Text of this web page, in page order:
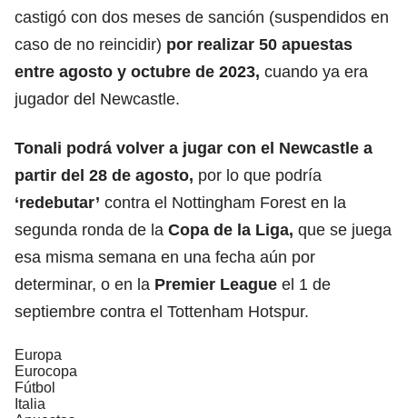
castigó con dos meses de sanción (suspendidos en
caso de no reincidir) por realizar 50 apuestas
entre agosto y octubre de 2023, cuando ya era
jugador del Newcastle.
Tonali podrá volver a jugar con el Newcastle a
partir del 28 de agosto, por lo que podría
‘redebutar’ contra el Nottingham Forest en la
segunda ronda de la Copa de la Liga, que se juega
esa misma semana en una fecha aún por
determinar, o en la Premier League el 1 de
septiembre contra el Tottenham Hotspur.
Europa
Eurocopa
Fútbol
Italia